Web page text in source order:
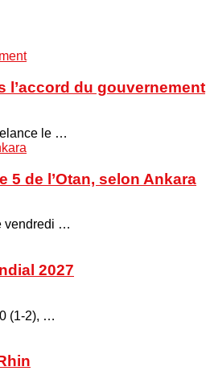
l’accord du gouvernement
le …
5 de l’Otan, selon Ankara
vendredi …
2027
(1-2), …